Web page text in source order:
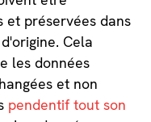
et préservées dans
Cela
les données
et non
pendentif tout son